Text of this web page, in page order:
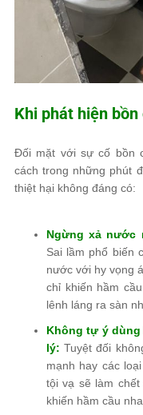
Khi phát hiện
Đối mặt với sự cố bồn
cách trong những phút
thiệt hại không đáng có:
Ngừng xả nước
Sai lầm phổ biến
nước với hy vọng
chỉ khiến hầm
lênh láng ra sàn
Không tự ý
lý: Tuyệt đối
mạnh hay các
tội vạ sẽ làm chết
khiến hầm cầu